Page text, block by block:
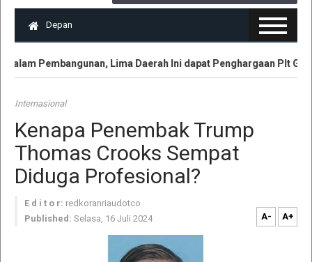
Depan
Pembangunan, Lima Daerah Ini dapat Penghargaan Plt Gubri
Internasional
Kenapa Penembak Trump
Thomas Crooks Sempat
Diduga Profesional?
E d i t o r: redkoranriaudotco
Published: Selasa, 16 Juli 2024 A- A+